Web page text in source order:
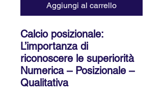
Aggiungi al carrello
Calcio posizionale:
L’importanza di
riconoscere le superiorità
Numerica – Posizionale –
Qualitativa